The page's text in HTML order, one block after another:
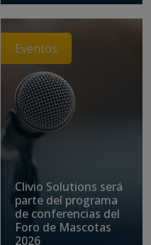
Eventos
Clivio Solutions será
parte del programa
de conferencias del
Foro de Mascotas
2026